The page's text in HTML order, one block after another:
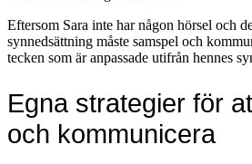
Eftersom Sara inte har någon hörsel och
synnedsättning måste samspel och
tecken som är anpassade utifrån hennes
Egna strategier för
och kommunicera